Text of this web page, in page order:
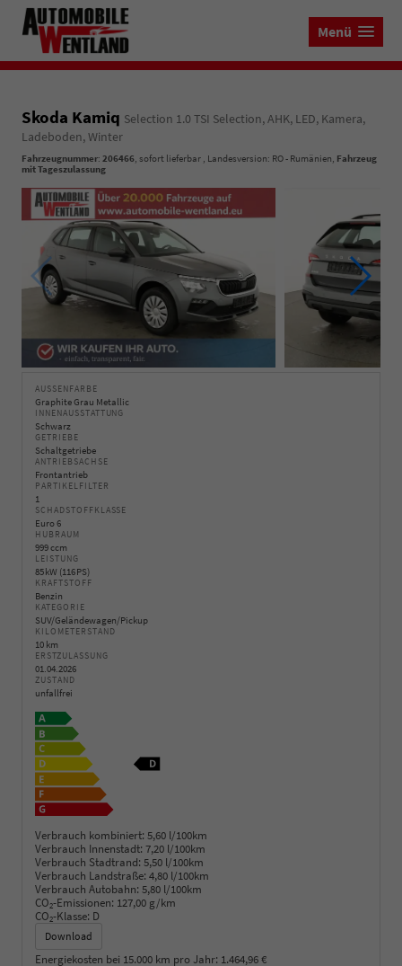
Menü
Skoda Kamiq Selection 1.0 TSI Selection, AHK, LED, Kamera,
Ladeboden, Winter
Fahrzeugnummer: 206466, sofort lieferbar , Landesversion: RO - Rumänien, Fahrzeug
mit Tageszulassung
AUSSENFARBE
Graphite Grau Metallic
INNENAUSSTATTUNG
Schwarz
GETRIEBE
Schaltgetriebe
ANTRIEBSACHSE
Frontantrieb
PARTIKELFILTER
1
SCHADSTOFFKLASSE
Euro 6
HUBRAUM
999 ccm
LEISTUNG
85 kW (116 PS)
KRAFTSTOFF
Benzin
KATEGORIE
SUV/Geländewagen/Pickup
KILOMETERSTAND
10 km
ERSTZULASSUNG
01.04.2026
ZUSTAND
unfallfrei
Verbrauch kombiniert: 5,60 l/100km
Verbrauch Innenstadt: 7,20 l/100km
Verbrauch Stadtrand: 5,50 l/100km
Verbrauch Landstraße: 4,80 l/100km
Verbrauch Autobahn: 5,80 l/100km
CO2-Emissionen: 127,00 g/km
CO2-Klasse: D
Download
Energiekosten bei 15.000 km pro Jahr: 1.464,96 €